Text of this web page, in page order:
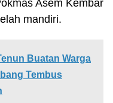
Asem Kembar
mandiri.
Buatan Warga
Tembus